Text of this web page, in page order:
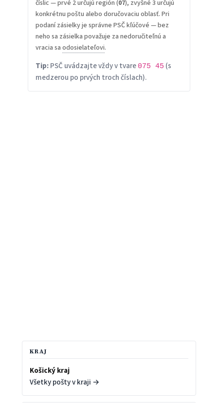
číslic — prvé 2 určujú región (07), zvyšné 3 určujú
konkrétnu poštu alebo doručovaciu oblasť. Pri
podaní zásielky je správne PSČ kľúčové — bez
neho sa zásielka považuje za nedoručiteľnú a
vracia sa odosielateľovi.
Tip:PSČ uvádzajte vždy v tvare 075 45 (s
medzerou po prvých troch číslach).
KRAJ
Košický kraj
Všetky pošty v kraji →